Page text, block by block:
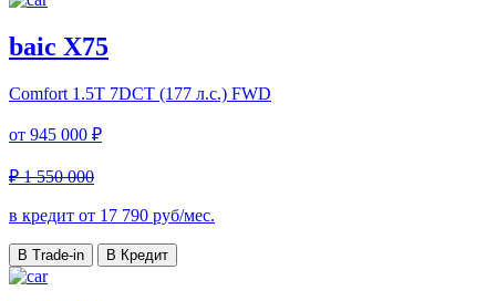
baic X75
Comfort 1.5T 7DCT (177 л.с.) FWD
от 945 000 ₽
₽ 1 550 000
в кредит от 17 790 руб/мес.
В Trade-in В Кредит